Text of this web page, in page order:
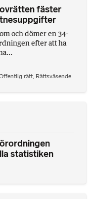
fäster
och dömer en 34-
efter att ha
rätt, Rättsväsende
statistiken